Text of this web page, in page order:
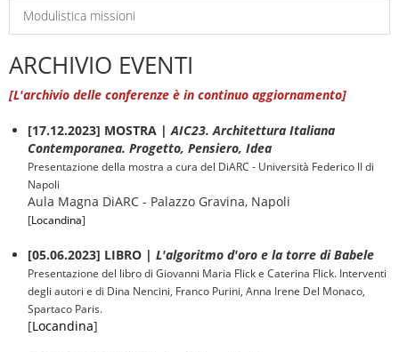
Modulistica missioni
ARCHIVIO EVENTI
[L'archivio delle conferenze è in continuo aggiornamento]
[17.12.2023] MOSTRA |AIC23. Architettura Italiana
Contemporanea. Progetto, Pensiero, Idea
Presentazione della mostra a cura del DiARC - Università Federico II di
Napoli
Aula Magna DiARC - Palazzo Gravina, Napoli
[Locandina]
[05.06.2023] LIBRO | L'algoritmo d'oro e la torre di Babele
Presentazione del libro di Giovanni Maria Flick e Caterina Flick. Interventi
degli autori e di Dina Nencini, Franco Purini, Anna Irene Del Monaco,
Spartaco Paris.
[Locandina]